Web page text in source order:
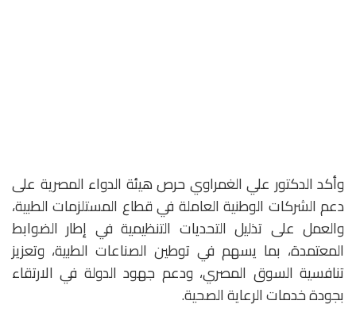
وأكد الدكتور علي الغمراوي حرص هيئة الدواء المصرية على
دعم الشركات الوطنية العاملة في قطاع المستلزمات الطبية،
والعمل على تذليل التحديات التنظيمية في إطار الضوابط
المعتمدة، بما يسهم في توطين الصناعات الطبية، وتعزيز
تنافسية السوق المصري، ودعم جهود الدولة في الارتقاء
بجودة خدمات الرعاية الصحية.